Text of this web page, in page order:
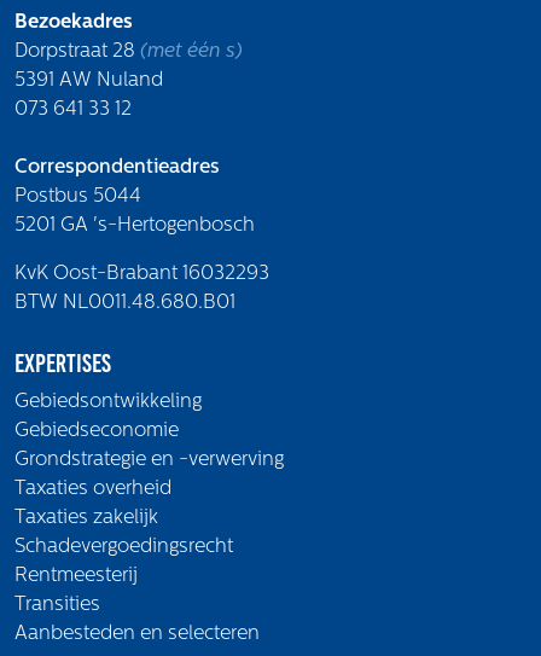
Bezoekadres
Dorpstraat 28 (met één s)
5391 AW Nuland
073 641 33 12
Correspondentieadres
Postbus 5044
5201 GA 's-Hertogenbosch
KvK Oost-Brabant 16032293
BTW NL0011.48.680.B01
Expertises
Gebiedsontwikkeling
Gebiedseconomie
Grondstrategie en -verwerving
Taxaties overheid
Taxaties zakelijk
Schadevergoedingsrecht
Rentmeesterij
Transities
Aanbesteden en selecteren